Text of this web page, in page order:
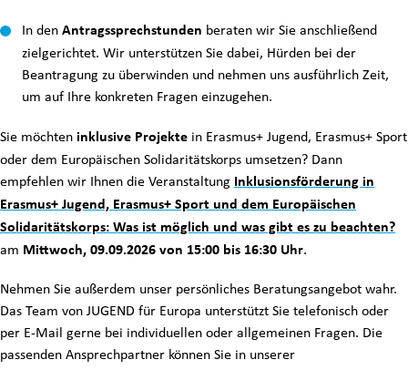
In denAntragssprechstunden beraten wir Sie anschließend
zielgerichtet. Wir unterstützen Sie dabei, Hürden bei der
Beantragung zu überwinden und nehmen uns ausführlich Zeit,
um auf Ihre konkreten Fragen einzugehen.
Sie möchten inklusive Projekte in Erasmus+ Jugend, Erasmus+ Sport
oder dem Europäischen Solidaritätskorps umsetzen? Dann
empfehlen wir Ihnen die Veranstaltung Inklusionsförderung in
Erasmus+ Jugend, Erasmus+ Sport und dem Europäischen
Solidaritätskorps: Was ist möglich und was gibt es zu beachten?
am Mittwoch, 09.09.2026 von 15:00 bis 16:30 Uhr.
Nehmen Sie außerdem unser persönliches Beratungsangebot wahr.
Das Team von JUGEND für Europa unterstützt Sie telefonisch oder
per E-Mail gerne bei individuellen oder allgemeinen Fragen. Die
passenden Ansprechpartner können Sie in unserer